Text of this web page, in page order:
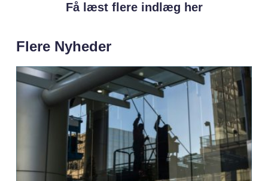
Få læst flere indlæg her
Flere Nyheder